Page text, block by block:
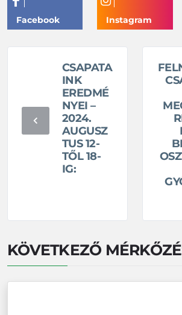
CSAPATA
INK
EREDMÉ
NYEI –
2024.
AUGUSZ
TUS 12-
TŐL 18-
IG:
KÖVETKEZŐ